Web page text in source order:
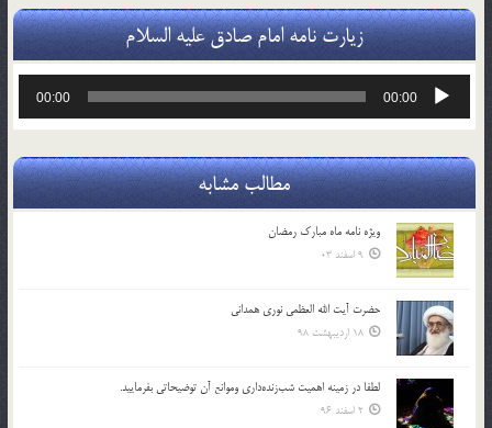
زیارت نامه امام صادق علیه السلام
پخش‌کننده
00:00
00:00
مطالب مشابه
ویژه نامه ماه مبارک رمضان
9 اسفند 03
حضرت آیت الله العظمی نوری همدانی
18 اردیبهشت 98
لطفا در زمينه اهميت شب‌زنده‌داري وموانع آن توضيحاتي بفرماييد.
2 اسفند 96